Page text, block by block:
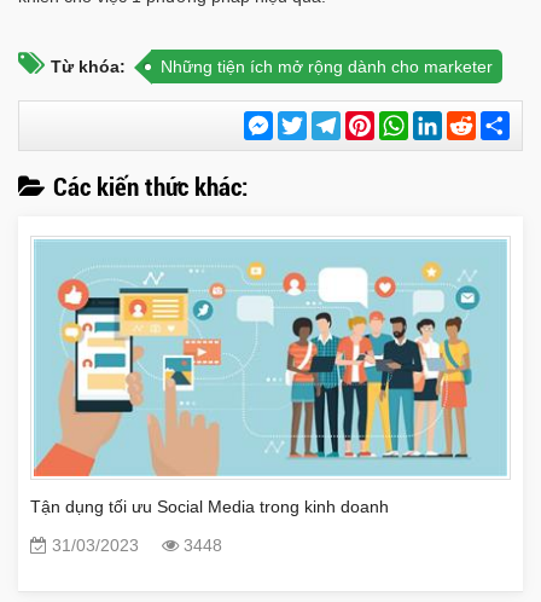
Từ khóa: Những tiện ích mở rộng dành cho marketer
Messenger
TwitterTelegramPinterestWhatsApp
LinkedInReddit
Các kiến thức khác:
Tận dụng tối ưu Social Media trong kinh doanh
31/03/2023
3448